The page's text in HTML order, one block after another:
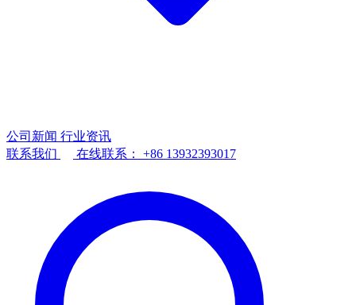
公司新闻 行业资讯
联系我们
在线联系： +86 13932393017